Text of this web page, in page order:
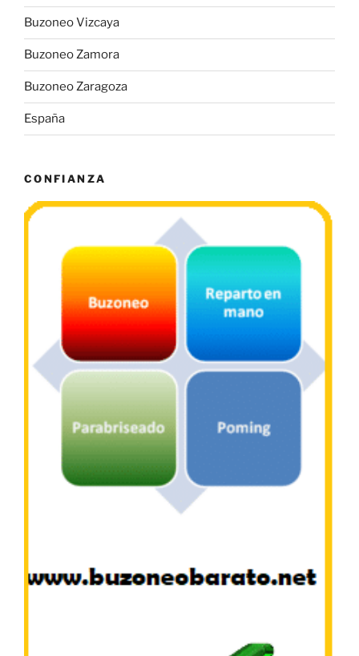
Buzoneo Vizcaya
Buzoneo Zamora
Buzoneo Zaragoza
España
CONFIANZA